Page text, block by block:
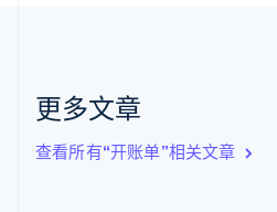
更多文章
查看所有“开账单”相关文章
English Italiano
拉脱维亚
立陶宛